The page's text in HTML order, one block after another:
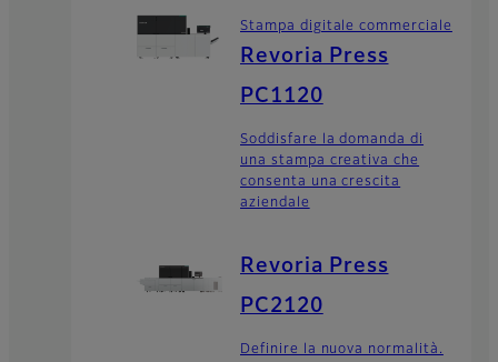
Stampa digitale commerciale
Revoria Press
PC1120
Soddisfare la domanda di
una stampa creativa che
consenta una crescita
aziendale
Revoria Press
PC2120
Definire la nuova normalità.